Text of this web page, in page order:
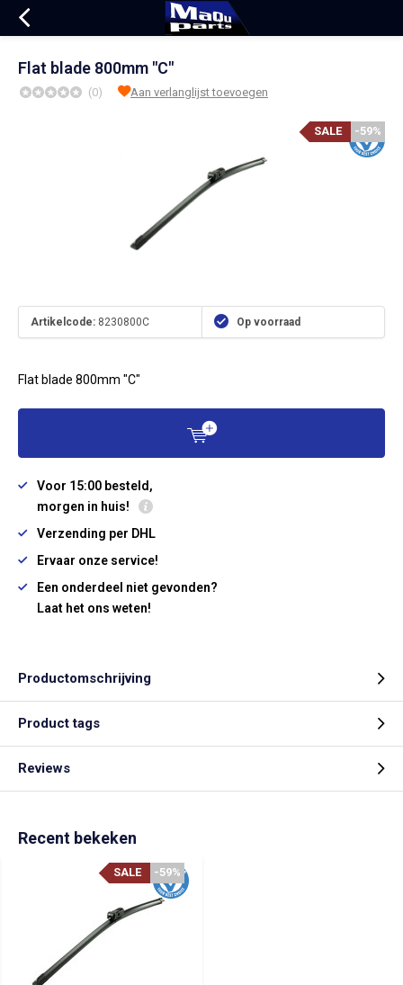
Flat blade 800mm "C"
(0) Aan verlanglijst toevoegen
-59%
SALE
Artikelcode: 8230800C Op voorraad
Flat blade 800mm "C"
Voor 15:00 besteld,
morgen in huis!
Verzending per DHL
Ervaar onze service!
Een onderdeel niet gevonden?
Laat het ons weten!
Productomschrijving
Product tags
Reviews
Recent bekeken
-59%
SALE